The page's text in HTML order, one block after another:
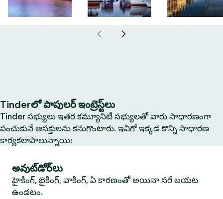
Tinderలో పాపులర్ ఇంట్రెస్ట్‌లు
Tinder సభ్యులు ఇతర కమ్యూనిటీ సభ్యులతో వారు సాధారణంగా
పంచుకునే ఆసక్తులను కనుగొంటారు. ఇవిగో ఇక్కడ కొన్ని సాధారణ
కార్యకలాపాలున్నాయి:
అవుట్‌డోర్‌లు
హైకింగ్, బైకింగ్, వాకింగ్, ఏ కారణంతో అయినా సరే బయట
ఉండటం.